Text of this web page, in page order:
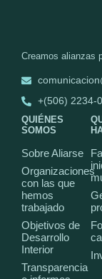
Creamos alianzas
+(506) 2234-
QUIÉNES
SOMOS
Sobre Aliarse
Organizaciones
con las que
hemos
trabajado
Objetivos de
Desarrollo
Interior
Transparencia